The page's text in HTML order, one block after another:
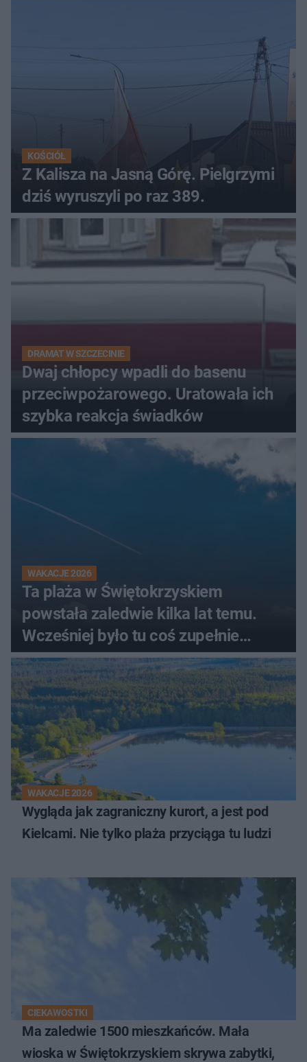
KOŚCIÓŁ
Z Kalisza na Jasną Górę. Pielgrzymi
dziś wyruszyli po raz 389.
DRAMAT W SZCZECINIE
Dwaj chłopcy wpadli do basenu
przeciwpożarowego. Uratowała ich
szybka reakcja świadków
WAKACJE 2026
Ta plaża w Świętokrzyskiem
powstała zaledwie kilka lat temu.
Wcześniej było tu coś zupełnie
innego
WAKACJE 2026
Wygląda jak zagraniczny kurort, a jest pod
Kielcami. Nie tylko plaża przyciąga tu ludzi
CIEKAWOSTKI
Ma zaledwie 1500 mieszkańców. Mała
wioska w Świętokrzyskiem skrywa zabytki,